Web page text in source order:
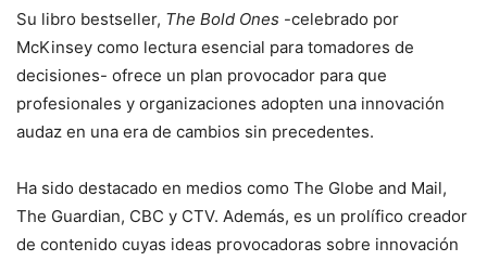
Su libro bestseller, The Bold Ones -celebrado por
McKinsey como lectura esencial para tomadores de
decisiones- ofrece un plan provocador para que
profesionales y organizaciones adopten una innovación
audaz en una era de cambios sin precedentes.
Ha sido destacado en medios como The Globe and Mail,
The Guardian, CBC y CTV. Además, es un prolífico creador
de contenido cuyas ideas provocadoras sobre innovación